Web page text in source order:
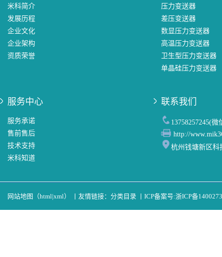
米科简介
发展历程
企业文化
企业架构
资质荣誉
压力变送器
差压变送器
数显压力变送器
高温压力变送器
卫生型压力变送器
单晶硅压力变送器
服务中心
服务承诺
售前售后
技术支持
米科知道
联系我们
13758257245(微
http://
杭州钱塘新区科
网站地图（html|xml） 友情链接： 分类目录 ICP备案号:浙ICP备